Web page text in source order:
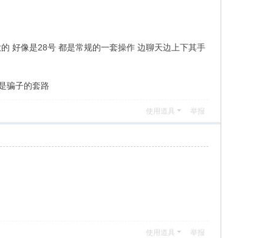
好像是28号 都是常规的一套操作 边聊天边上下其手
骗子的套路
使用道具 举报
使用道具 举报